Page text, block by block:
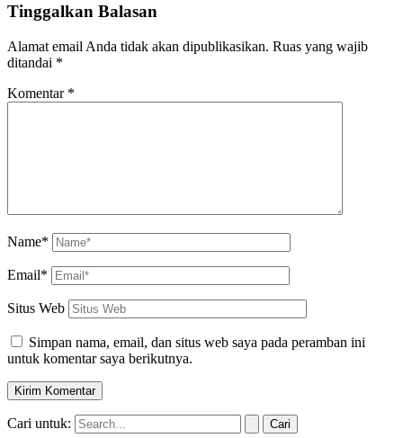
Tinggalkan Balasan
Alamat email Anda tidak akan dipublikasikan. Ruas yang wajib
ditandai *
Komentar *
Name*
Email*
Situs Web
Simpan nama, email, dan situs web saya pada peramban ini
untuk komentar saya berikutnya.
Cari untuk: